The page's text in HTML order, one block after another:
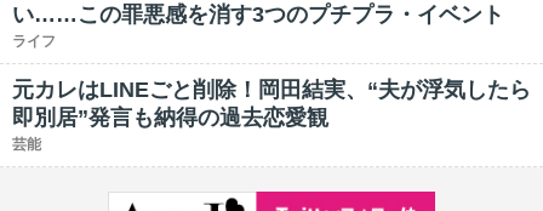
い……この罪悪感を消す3つのプチプラ・イベント
ライフ
元カレはLINEごと削除！岡田結実、“夫が浮気したら
即別居”発言も納得の過去恋愛観
芸能